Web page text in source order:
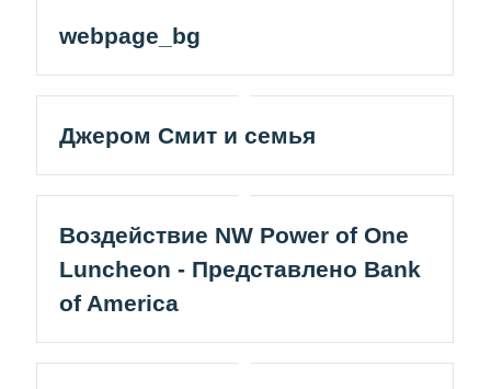
webpage_bg
Джером Смит и семья
Воздействие NW Power of One
Luncheon - Представлено Bank
of America